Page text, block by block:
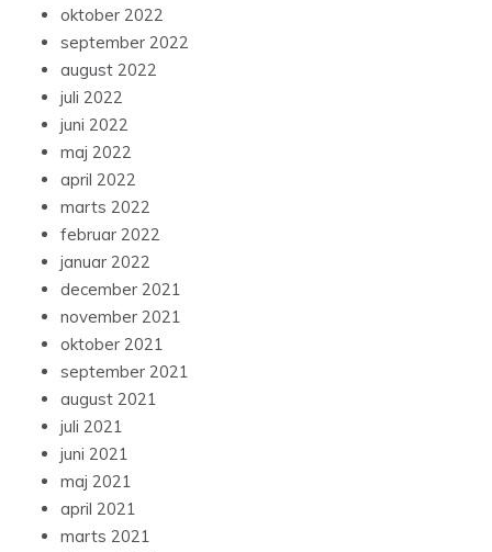
oktober 2022
september 2022
august 2022
juli 2022
juni 2022
maj 2022
april 2022
marts 2022
februar 2022
januar 2022
december 2021
november 2021
oktober 2021
september 2021
august 2021
juli 2021
juni 2021
maj 2021
april 2021
marts 2021